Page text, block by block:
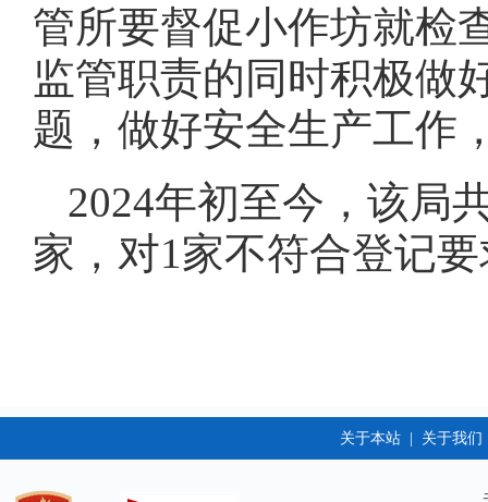
管所要督促小作坊就检
监管职责的同时积极做
题，做好安全生产工作
2024年初至今，该局
家，对1家不符合登记